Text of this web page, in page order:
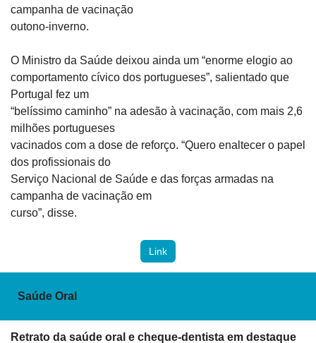
campanha de vacinação
outono-inverno.
O Ministro da Saúde deixou ainda um “enorme elogio ao
comportamento cívico dos portugueses”, salientado que
Portugal fez um
“belíssimo caminho” na adesão à vacinação, com mais 2,6
milhões portugueses
vacinados com a dose de reforço. “Quero enaltecer o papel
dos profissionais do
Serviço Nacional de Saúde e das forças armadas na
campanha de vacinação em
curso”, disse.
Link
Saúde Oral
Retrato da saúde oral e cheque-dentista em destaque